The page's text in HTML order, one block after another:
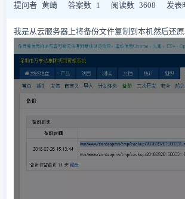
提问者 黄崎 答案数 1 阅读数 3608 发表
我是从云服务器上将备份文件复制到本机然后还